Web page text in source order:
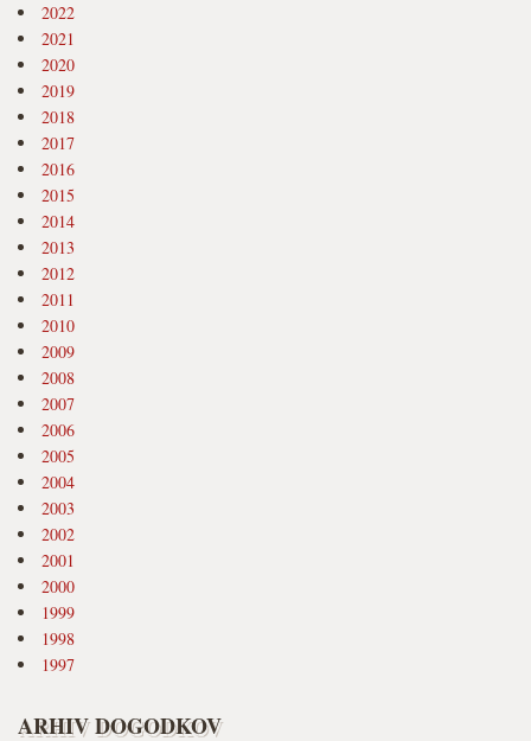
2022
2021
2020
2019
2018
2017
2016
2015
2014
2013
2012
2011
2010
2009
2008
2007
2006
2005
2004
2003
2002
2001
2000
1999
1998
1997
ARHIV DOGODKOV